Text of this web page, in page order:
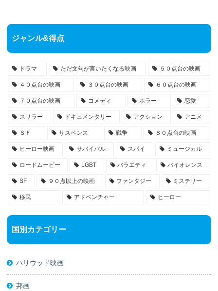
ジャンル&得点
ドラマ ただ文句が言いたくなる映画 ５０点台の映画
４０点台の映画 ３０点台の映画 ６０点台の映画
７０点台の映画 コメディ ホラー 恋愛
スリラー ドキュメンタリー アクション アニメ
ＳＦ サスペンス 戦争 ８０点台の映画
ヒーロー映画 サバイバル スパイ ミュージカル
ロードムービー LGBT バラエティ バイオレンス
SF ９０点以上の映画 ファンタジー ミステリー
移民 アドベンチャー ヒーロー
国別カテゴリー
ハリウッド映画
邦画